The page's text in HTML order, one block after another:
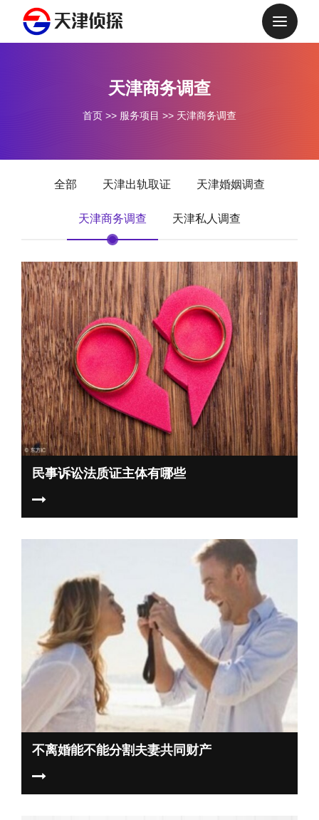
天津商务调查
首页 >> 服务项目 >> 天津商务调查
全部 天津出轨取证 天津婚姻调查
天津商务调查 天津私人调查
民事诉讼法质证主体有哪些
不离婚能不能分割夫妻共同财产